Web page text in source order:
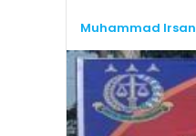
Muhammad Irsan